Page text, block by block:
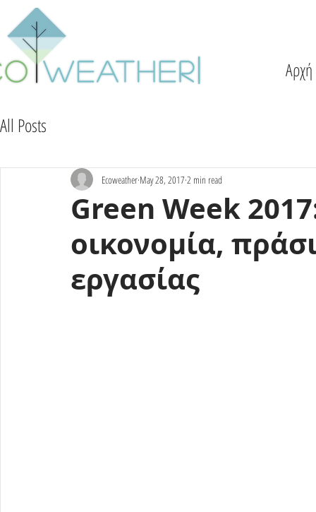
Αρχή
All Posts
Green Week
οικονομία,
εργασίας
Ecoweather May 28, 2017 2 min read